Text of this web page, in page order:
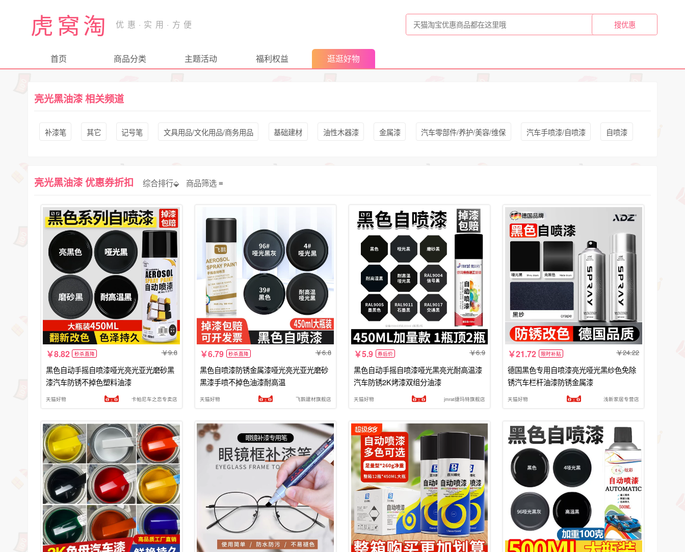
虎窝淘
首页 商品分类 主题活动 福利权益 逛逛好物
亮光黑油漆 相关频道
补漆笔 其它 记号笔 文具用品/文化用品/商务用品 基础建材 油性木器漆 金属漆 汽车零部件/养护/美容/维保 汽车手喷漆/自喷漆 自喷漆
亮光黑油漆 优惠券折扣 综合排行⬙ 商品筛选
8.82 秒杀直降 9.8
黑色自动手摇自喷漆哑光亮光亚光磨砂黑
漆汽车防锈不掉色塑料油漆
天猫好物 卡帕尼车之恋专卖店
6.79 秒杀直降 6.8
黑色自喷漆防锈金属漆哑光亮光亚光磨砂
黑漆手喷不掉色油漆耐高温
天猫好物 飞鹅建材旗舰店
5.9 券后价 6.9
黑色自动手摇自喷漆哑光黑亮光耐高温漆
汽车防锈2K烤漆双组分油漆
天猫好物 jmrat捷玛特旗舰店
21.72 限时补贴 24.22
德国黑色专用自喷漆亮光哑光黑纱色免除
锈汽车栏杆油漆防锈金属漆
天猫好物 浅新家居专营店